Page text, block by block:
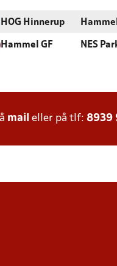
HOG Hinnerup
Hammel GF NES
mail eller på tlf: 8939